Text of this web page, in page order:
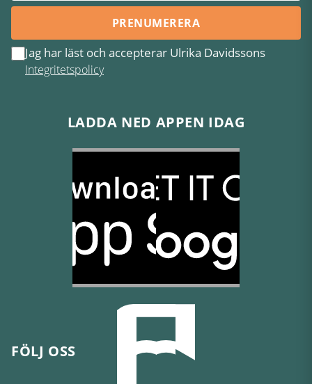
PRENUMERERA
Jag har läst och accepterar Ulrika Davidssons
Integritetspolicy
LADDA NED APPEN IDAG
FÖLJ OSS